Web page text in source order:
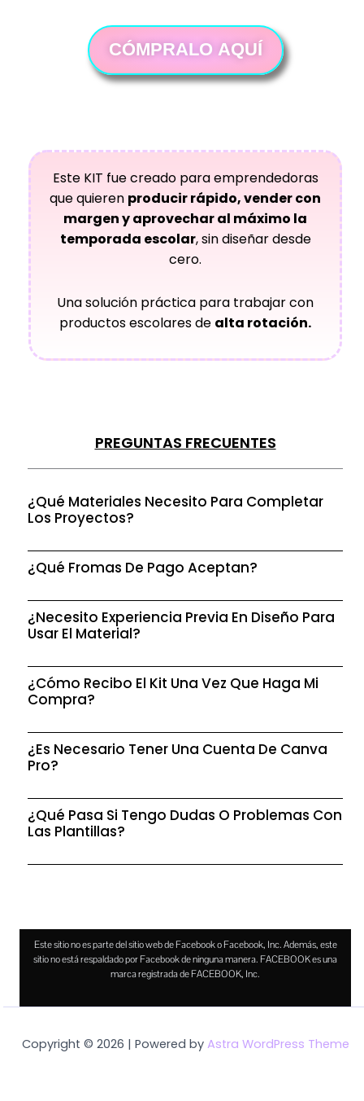
CÓMPRALO AQUÍ
Este KIT fue creado para emprendedoras
que quieren producir rápido, vender con
margen y aprovechar al máximo la
temporada escolar, sin diseñar desde
cero.
Una solución práctica para trabajar con
productos escolares de alta rotación.
PREGUNTAS FRECUENTES
¿Qué Materiales Necesito Para Completar
Los Proyectos?
¿Qué Fromas De Pago Aceptan?
¿Necesito Experiencia Previa En Diseño Para
Usar El Material?
¿Cómo Recibo El Kit Una Vez Que Haga Mi
Compra?
¿Es Necesario Tener Una Cuenta De Canva
Pro?
¿Qué Pasa Si Tengo Dudas O Problemas Con
Las Plantillas?
Este sitio no es parte del sitio web de Facebook o Facebook, Inc. Además, este
sitio no está respaldado por Facebook de ninguna manera. FACEBOOK es una
marca registrada de FACEBOOK, Inc.
Copyright © 2026 | Powered by Astra WordPress Theme